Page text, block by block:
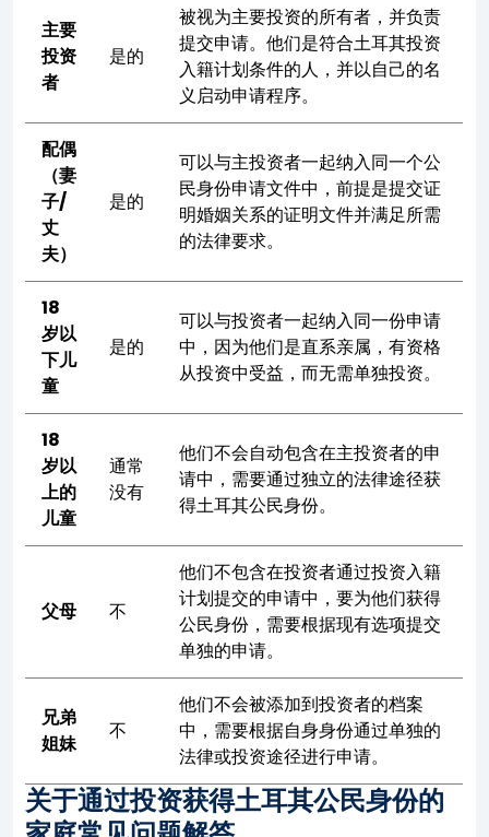
主要
投资
者
是的
被视为主要投资的所有者，并负责
提交申请。他们是符合土耳其投资
入籍计划条件的人，并以自己的名
义启动申请程序。
配偶
（妻
子/
丈
夫）
是的
可以与主投资者一起纳入同一个公
民身份申请文件中，前提是提交证
明婚姻关系的证明文件并满足所需
的法律要求。
18
岁以
下儿
童
是的
可以与投资者一起纳入同一份申请
中，因为他们是直系亲属，有资格
从投资中受益，而无需单独投资。
18
岁以
上的
儿童
通常
没有
他们不会自动包含在主投资者的申
请中，需要通过独立的法律途径获
得土耳其公民身份。
父母 不
他们不包含在投资者通过投资入籍
计划提交的申请中，要为他们获得
公民身份，需要根据现有选项提交
单独的申请。
兄弟
姐妹
不
他们不会被添加到投资者的档案
中，需要根据自身身份通过单独的
法律或投资途径进行申请。
关于通过投资获得土耳其公民身份的